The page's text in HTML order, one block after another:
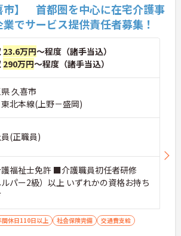
市】 首都圏を中心に在宅介護事
でサービス提供責任者募集！
23.6万円～程度（諸手当込）
290万円～程度（諸手当込）
久喜市
東北本線(上野－盛岡)
(正職員)
福祉士免許 ■介護職員初任者研修
ルパー2級）以上 いずれかの資格お持ち
間休日110日以上 社会保険完備
交通費支給